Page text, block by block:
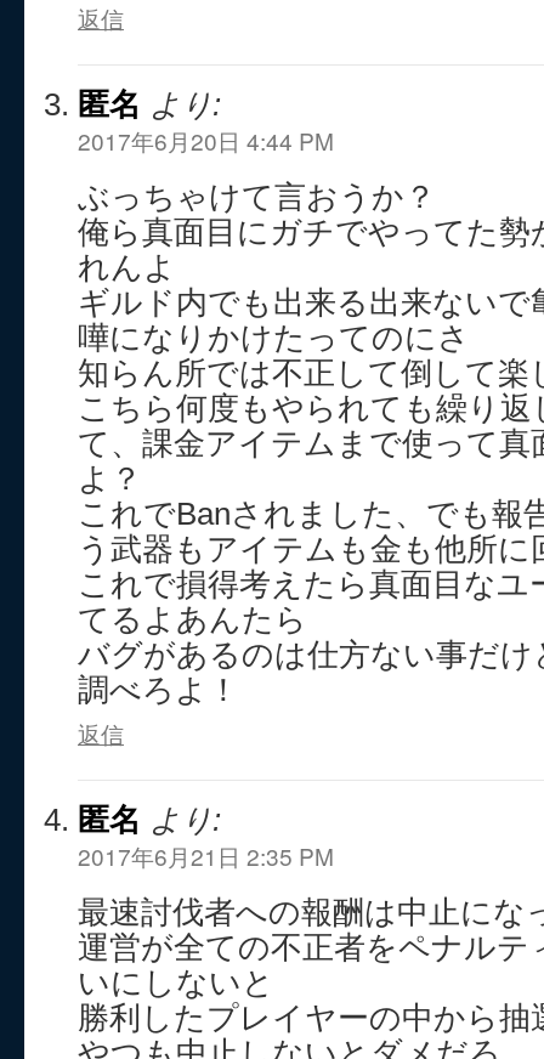
返信
匿名 より:
2017年6月20日 4:44 PM
ぶっちゃけて言おうか？
俺ら真面目にガチでやってた
れんよ
ギルド内でも出来る出来ないで
嘩になりかけたってのにさ
知らん所では不正して倒して楽
こちら何度もやられても繰り
て、課金アイテムまで使って真
よ？
これでBanされました、でも報
う武器もアイテムも金も他所に
これで損得考えたら真面目な
てるよあんたら
バグがあるのは仕方ない事だけ
調べろよ！
返信
匿名 より:
2017年6月21日 2:35 PM
最速討伐者への報酬は中止にな
運営が全ての不正者をペナルテ
いにしないと
勝利したプレイヤーの中から抽